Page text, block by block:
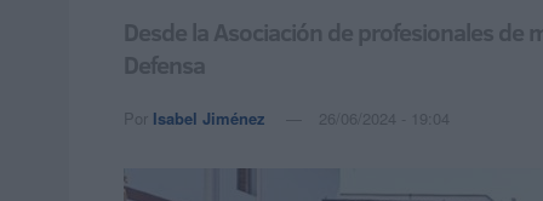
Desde la Asociación de profesionales
Defensa
Por Isabel Jiménez 26/06/2024 - 19:04